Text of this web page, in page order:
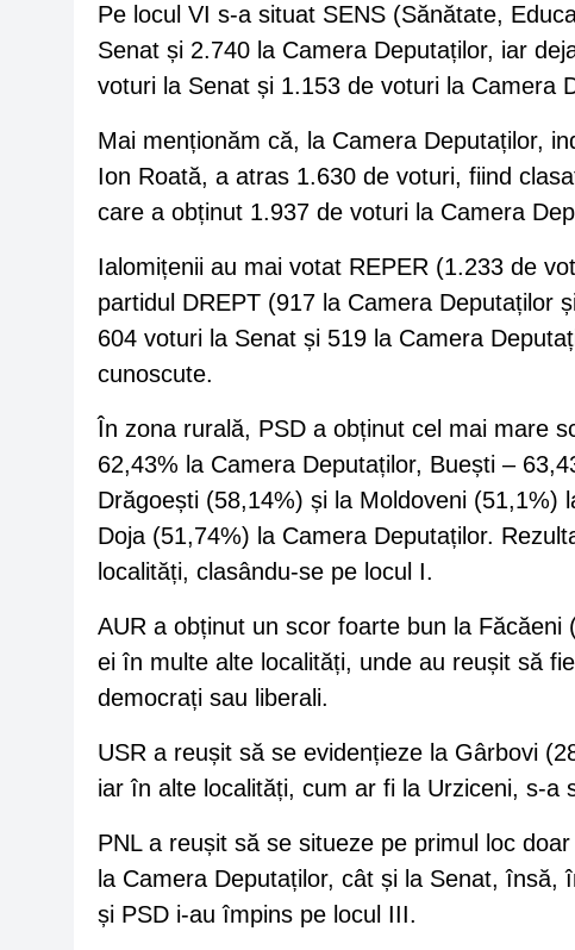
Pe locul VI s-a situat SENS (Sănătate,
Senat și 2.740 la Camera Deputaților, iar
voturi la Senat și 1.153 de voturi la Camera
Mai menționăm că, la Camera Deputaților,
Ion Roată, a atras 1.630 de voturi, fiind
care a obținut 1.937 de voturi la Camera
Ialomițenii au mai votat REPER (1.233 de
partidul DREPT (917 la Camera Deputaților
604 voturi la Senat și 519 la Camera
cunoscute.
În zona rurală, PSD a obținut cel mai mare
62,43% la Camera Deputaților, Buești –
Drăgoești (58,14%) și la Moldoveni (51,1%)
Doja (51,74%) la Camera Deputaților.
localități, clasându-se pe locul I.
AUR a obținut un scor foarte bun la
ei în multe alte localități, unde au reușit să
democrați sau liberali.
USR a reușit să se evidențieze la Gârbovi
iar în alte localități, cum ar fi la Urziceni, s-a
PNL a reușit să se situeze pe primul loc
la Camera Deputaților, cât și la Senat, însă,
și PSD i-au împins pe locul III.